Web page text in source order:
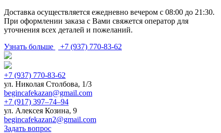
Доставка осуществляется ежедневно вечером с 08:00 до 21:30.
При оформлении заказа с Вами свяжется оператор для
уточнения всех деталей и пожеланий.
Узнать больше
+7 (937) 770-83-62
+7 (937) 770-83-62
ул. Николая Столбова, 1/3
begincafekazan@gmail.com
+7 (917) 397‒74‒94
ул. Алексея Козина, 9
begincafekazan2@gmail.com
Задать вопрос